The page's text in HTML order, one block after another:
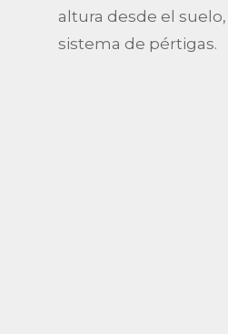
altura desde el suelo,
sistema de pértigas.